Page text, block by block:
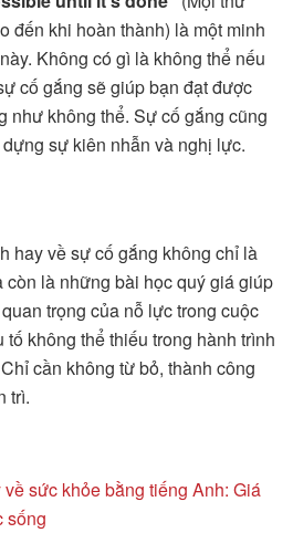
đến khi hoàn thành) là một minh
Không có gì là không thể nếu
cố gắng sẽ giúp bạn đạt được
như không thể. Sự cố gắng cũng
sự kiên nhẫn và nghị lực.
hay về sự cố gắng không chỉ là
là những bài học quý giá giúp
trọng của nỗ lực trong cuộc
không thể thiếu trong hành trình
cần không từ bỏ, thành công
trì.
sức khỏe bằng tiếng Anh: Giá
sống